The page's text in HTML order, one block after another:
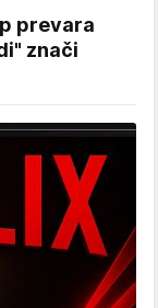
prevara
znači